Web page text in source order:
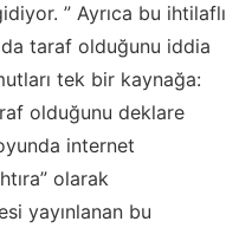
” Ayrıca bu ihtilaflı
taraf olduğunu iddia
tek bir kaynağa:
olduğunu deklare
­internet
olarak
yayınlanan bu